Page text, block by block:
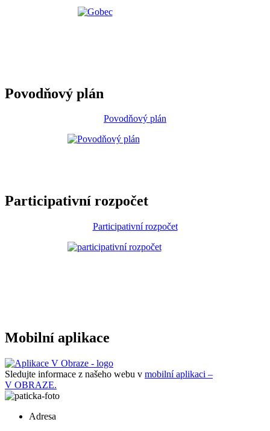
Povodňový plán
Povodňový plán
Participativní rozpočet
Participativní rozpočet
Mobilní aplikace
Sledujte informace z našeho webu v mobilní aplikaci –
V OBRAZE.
Adresa